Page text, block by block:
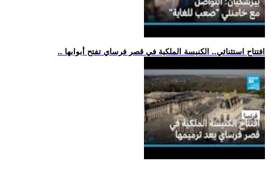
.. افتتاح استثنائي.. الكنيسة الملكية في قصر فرساي تفتح أبوابها